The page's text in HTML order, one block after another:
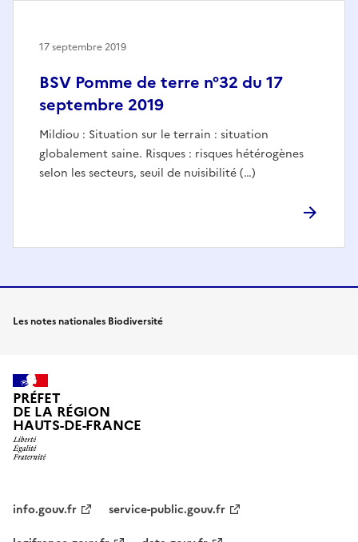
BSV Pomme de terre n°32 du 17
septembre 2019
Mildiou : Situation sur le terrain : situation
globalement saine. Risques : risques hétérogènes
selon les secteurs, seuil de nuisibilité (…)
17 septembre 2019
Les notes nationales Biodiversité
PRÉFET
DE LA RÉGION
HAUTS-DE-FRANCE
info.gouv.fr
service-public.gouv.fr